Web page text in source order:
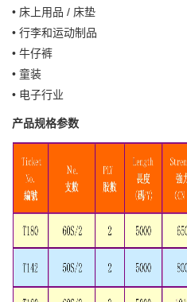
• 床上用品 / 床垫
• 行李和运动制品
• 牛仔裤
• 童装
• 电子行业
产品规格参数